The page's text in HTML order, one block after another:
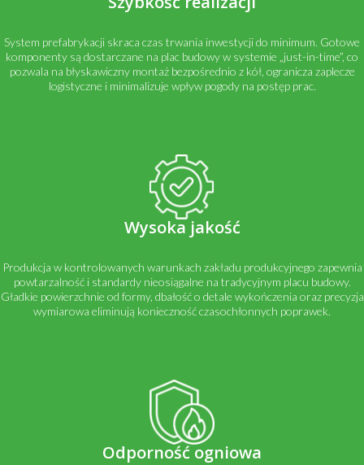
System prefabrykacji skraca czas trwania inwestycji do minimum. Gotowe
komponenty są dostarczane na plac budowy w systemie „just-in-time”, co
pozwala na błyskawiczny montaż bezpośrednio z kół, ogranicza zaplecze
logistyczne i minimalizuje wpływ pogody na postęp prac.
Wysoka jakość
Produkcja w kontrolowanych warunkach zakładu produkcyjnego zapewnia
powtarzalność i standardy nieosiągalne na tradycyjnym placu budowy.
Gładkie powierzchnie od formy, dbałość o detale wykończenia oraz precyzja
wymiarowa eliminują konieczność czasochłonnych poprawek.
Odporność ogniowa